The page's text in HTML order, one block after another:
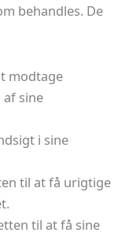
behandles. De
modtage
sine
i sine
til at få urigtige
til at få sine